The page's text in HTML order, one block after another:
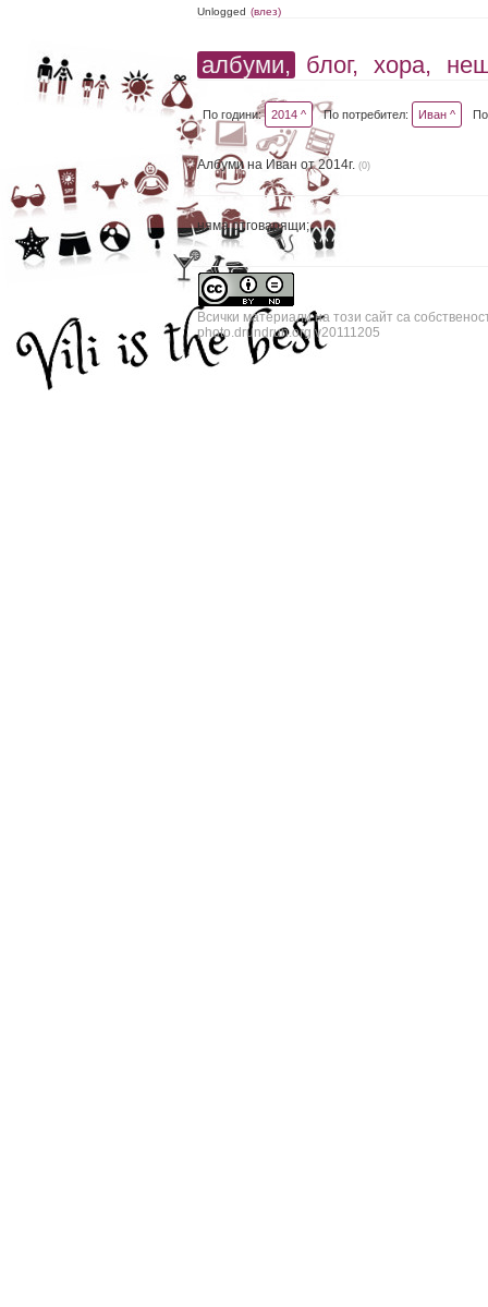
Unlogged (влез)
албуми, блог, хора,
По години: 2014 ^ По потребител: Иван ^
Албуми на Иван от 2014г. (0)
няма отговарящи;
Всички материали на този сайт са
photo.drundrun.org v20111205